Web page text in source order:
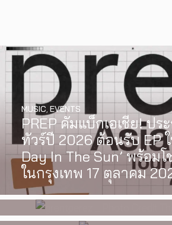
PREP คัมแบ็กเอเชีย! ปร
ทัวร์ปี 2026 ต้อนรับ EP ใ
Day In The Sun’ พร้อม
ในกรุงเทพ 17 ตุลาคม
MUSIC EVENTS
[Exclusive Interview]
จากเด็กอายุ 12 ปีที่ร้องเ
นอน สู่การแสดงคอนเสิ
นับหมื่น
INTERVIEW,MUSIC
I Wish You All the Best เ
วัยรุ่นนอนไบนารี่ กับครอ
เลือกได้เอง ผลงานการก
ภาพยนตร์เรื่องแรกของ
Dorfman
WATCH,LGBTQIAN+